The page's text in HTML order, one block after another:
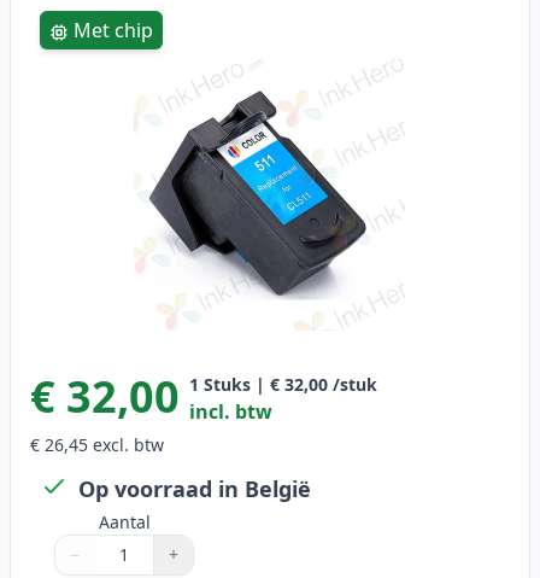
Product information
Met chip
€ 32,00 1 Stuks | € 32,00 /stuk
incl. btw
€ 26,45 excl. btw
Op voorraad in België
Aantal
Aantal
Gebruik de knoppen om aan te passen
− +
Aantal 1